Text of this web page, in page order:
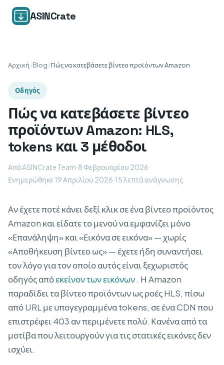
ASINCrate
Αρχική/Blog/Πώς να κατεβάσετε βίντεο προϊόντων Amazon
Οδηγός
Πώς να κατεβάσετε βίντεο
προϊόντων Amazon: HLS,
tokens και 3 μέθοδοι
Από ASINCrate Team·8 Φεβρουαρίου 2026·
Ενημερώθηκε 19 Απριλίου 2026·15 λεπτά ανάγνωσης
Αν έχετε ποτέ κάνει δεξί κλικ σε ένα βίντεο προϊόντος
Amazon και είδατε το μενού να εμφανίζει μόνο
«Επανάληψη» και «Εικόνα σε εικόνα» — χωρίς
«Αποθήκευση βίντεο ως» — έχετε ήδη συναντήσει
τον λόγο για τον οποίο αυτός είναι ξεχωριστός
οδηγός απόεκείνον των εικόνων . Η Amazon
παραδίδει τα βίντεο προϊόντων ως ροές HLS, πίσω
από URL με υπογεγραμμένα tokens, σε ένα CDN που
επιστρέφει 403 αν περιμένετε πολύ. Κανένα από τα
μοτίβα που λειτουργούν για τις στατικές εικόνες δεν
ισχύει.